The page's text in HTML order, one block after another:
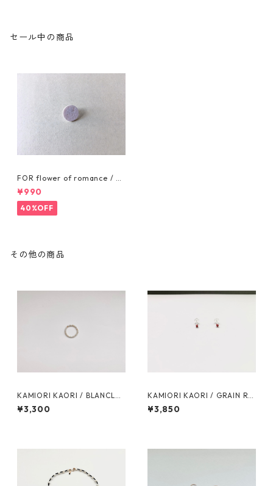
セール中の商品
FOR flower of romance / PI
N BADGE
¥990
40%OFF
その他の商品
KAMIORI KAORI / BLANCLAI
TEUX RING
¥3,300
KAMIORI KAORI / GRAIN RE
F15 PIERCES
¥3,850